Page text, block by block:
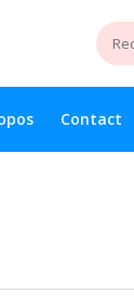
Contact
Assistance digitale